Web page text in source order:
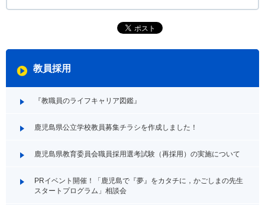
教員採用
『教職員のライフキャリア図鑑』
鹿児島県公立学校教員募集チラシを作成しました！
鹿児島県教育委員会職員採用選考試験（再採用）の実施について
PRイベント開催！「鹿児島で『夢』をカタチに，かごしまの先生
スタートプログラム」相談会